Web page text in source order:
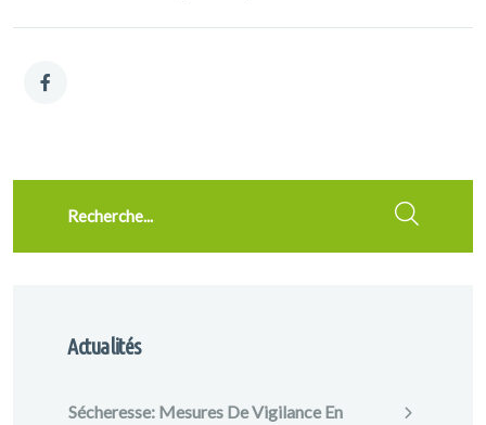
Actualités
Sécheresse: Mesures De Vigilance En